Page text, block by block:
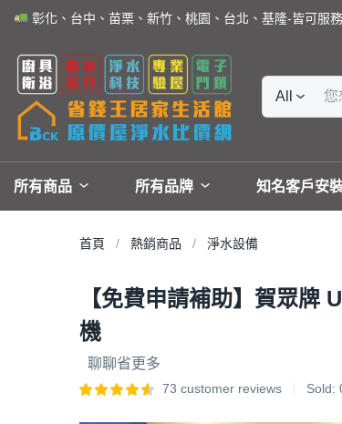
彰化、台中、苗栗、新竹、桃園、台北、基隆-皆可服務
All
所有商品 所有品牌 知名客戶安
首頁 熱銷商品 淨水設備
【免費申請補助】賀眾牌
機
聊聊省更多
73 customer reviews Sold: